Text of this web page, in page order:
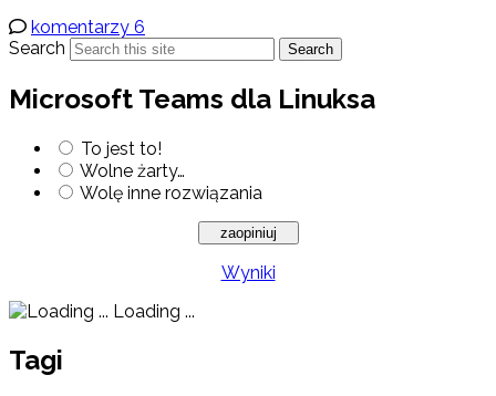
komentarzy 6
Search
Search
Microsoft Teams dla Linuksa
To jest to!
Wolne żarty…
Wolę inne rozwiązania
Wyniki
Loading ...
Tagi